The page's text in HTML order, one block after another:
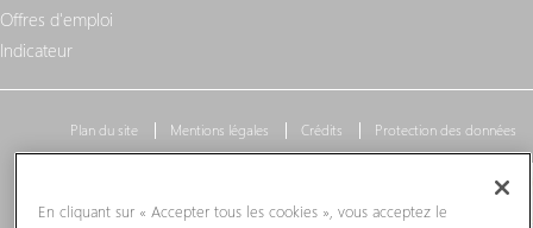
Offres d'emploi
Indicateur
Plan du site Mentions légales Crédits Protection des données
En cliquant sur « Accepter tous les cookies », vous acceptez le